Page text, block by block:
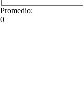
Promedio:
0